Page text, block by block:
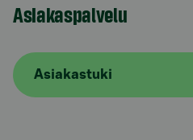
Asiakaspalvelu
Asiakastuki